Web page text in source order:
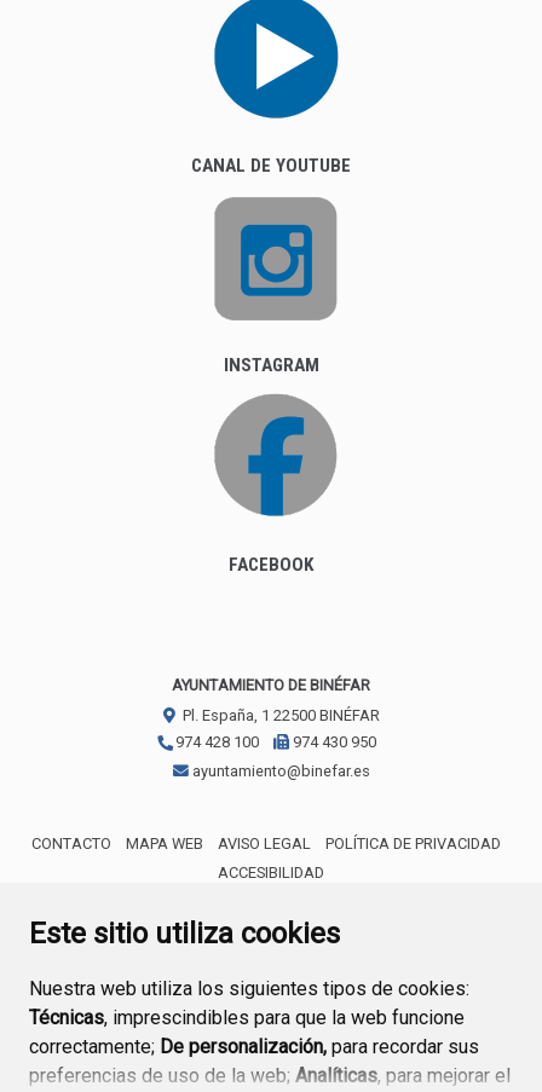
Este sitio utiliza cookies
Nuestra web utiliza los siguientes tipos de cookies:
Técnicas, imprescindibles para que la web funcione
correctamente; De personalización, para recordar sus
preferencias de uso de la web; Analíticas, para mejorar el
CANAL DE YOUTUBE
INSTAGRAM
FACEBOOK
AYUNTAMIENTO DE BINÉFAR
Pl. España, 1 22500 BINÉFAR
974 428 100
974 430 950
ayuntamiento@binefar.es
CONTACTO MAPA WEB AVISO LEGAL
POLÍTICA DE PRIVACIDAD
ACCESIBILIDAD